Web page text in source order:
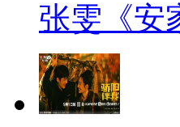
张雯《安